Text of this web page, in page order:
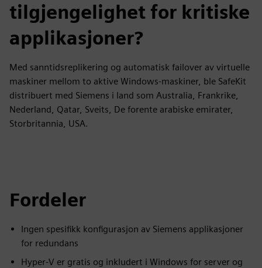
tilgjengelighet for kritiske
applikasjoner?
Med sanntidsreplikering og automatisk failover av virtuelle
maskiner mellom to aktive Windows-maskiner, ble SafeKit
distribuert med Siemens i land som Australia, Frankrike,
Nederland, Qatar, Sveits, De forente arabiske emirater,
Storbritannia, USA.
Fordeler
Ingen spesifikk konfigurasjon av Siemens applikasjoner
for redundans
Hyper-V er gratis og inkludert i Windows for server og